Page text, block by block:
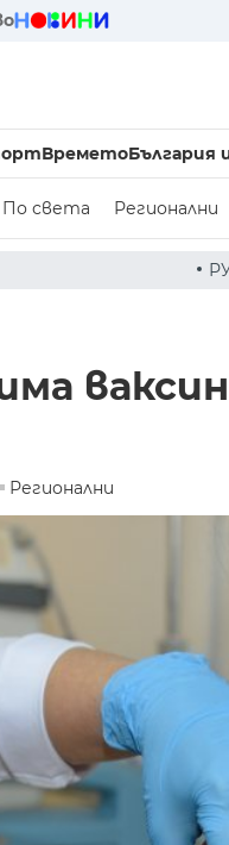
ВреметоБългария
По света Регионални
РУМЕН РАДЕВ СЛЕД
Регионални